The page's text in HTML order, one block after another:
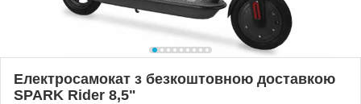
Електросамокат з безкоштовною доставкою
SPARK Rider 8,5"